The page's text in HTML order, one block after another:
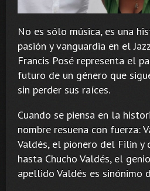
No es sólo música, es una
pasión y vanguardia en el
Francis Posé representa el
futuro de un género que
sin perder sus raíces.
Cuando se piensa en la
nombre resuena con fuerza:
Valdés, el pionero del Filin y
hasta Chucho Valdés, el
apellido Valdés es sinónimo